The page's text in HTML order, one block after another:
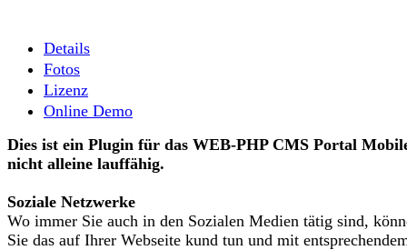
Details
Fotos
Lizenz
Online Demo
Dies ist ein Plugin für das WEB-PHP CMS Portal
nicht alleine lauffähig.
Soziale Netzwerke
Wo immer Sie auch in den Sozialen Medien tätig sind,
Sie das auf Ihrer Webseite kund tun und mit